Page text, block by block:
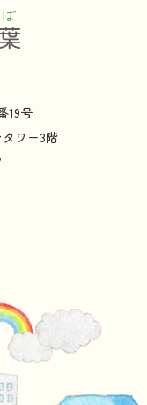
19号
ワー3階